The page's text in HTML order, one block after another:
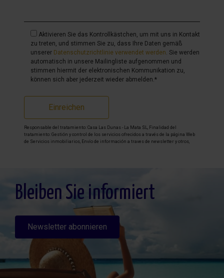
Aktivieren Sie das Kontrollkästchen, um mit uns in Kontakt
zu treten, und stimmen Sie zu, dass Ihre Daten gemäß
unserer Datenschutzrichtlinie verwendet werden. Sie werden
automatisch in unsere Mailingliste aufgenommen und
stimmen hiermit der elektronischen Kommunikation zu,
können sich aber jederzeit wieder abmelden.*
Einreichen
Responsable del tratamiento: Casa Las Dunas - La Mata SL, Finalidad del
tratamiento: Gestión y control de los servicios ofrecidos a través de la página Web
de Servicios inmobiliarios, Envío de información a traves de newsletter y otros,
detallada sobre protección de datos
Aquí
Bleiben Sie informiert
Newsletter abonnieren